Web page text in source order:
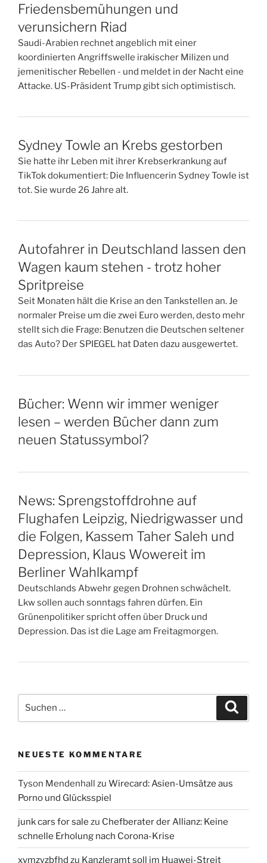
Friedensbemühungen und
verunsichern Riad
Saudi-Arabien rechnet angeblich mit einer
koordinierten Angriffswelle irakischer Milizen und
jemenitischer Rebellen - und meldet in der Nacht eine
Attacke. US-Präsident Trump gibt sich optimistisch.
Sydney Towle an Krebs gestorben
Sie hatte ihr Leben mit ihrer Krebserkrankung auf
TikTok dokumentiert: Die Influencerin Sydney Towle ist
tot. Sie wurde 26 Jahre alt.
Autofahrer in Deutschland lassen den
Wagen kaum stehen - trotz hoher
Spritpreise
Seit Monaten hält die Krise an den Tankstellen an. Je
normaler Preise um die zwei Euro werden, desto mehr
stellt sich die Frage: Benutzen die Deutschen seltener
das Auto? Der SPIEGEL hat Daten dazu ausgewertet.
Bücher: Wenn wir immer weniger
lesen – werden Bücher dann zum
neuen Statussymbol?
News: Sprengstoffdrohne auf
Flughafen Leipzig, Niedrigwasser und
die Folgen, Kassem Taher Saleh und
Depression, Klaus Wowereit im
Berliner Wahlkampf
Deutschlands Abwehr gegen Drohnen schwächelt.
Lkw sollen auch sonntags fahren dürfen. Ein
Grünenpolitiker spricht offen über Druck und
Depression. Das ist die Lage am Freitagmorgen.
nach:
NEUESTE KOMMENTARE
Tyson Mendenhall zu Wirecard: Asien-Umsätze aus
Porno und Glücksspiel
junk cars for sale zu Chefberater der Allianz: Keine
schnelle Erholung nach Corona-Krise
xvmzyzbfhd zu Kanzleramt soll im Huawei-Streit